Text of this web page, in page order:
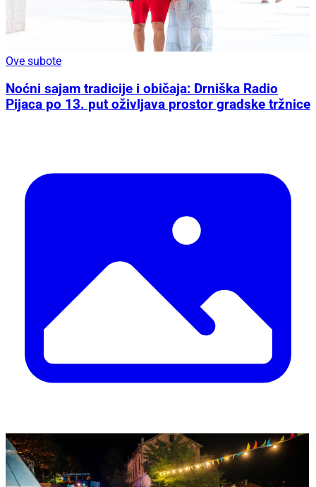
Ove subote
Noćni sajam tradicije i običaja: Drniška Radio
Pijaca po 13. put oživljava prostor gradske tržnice